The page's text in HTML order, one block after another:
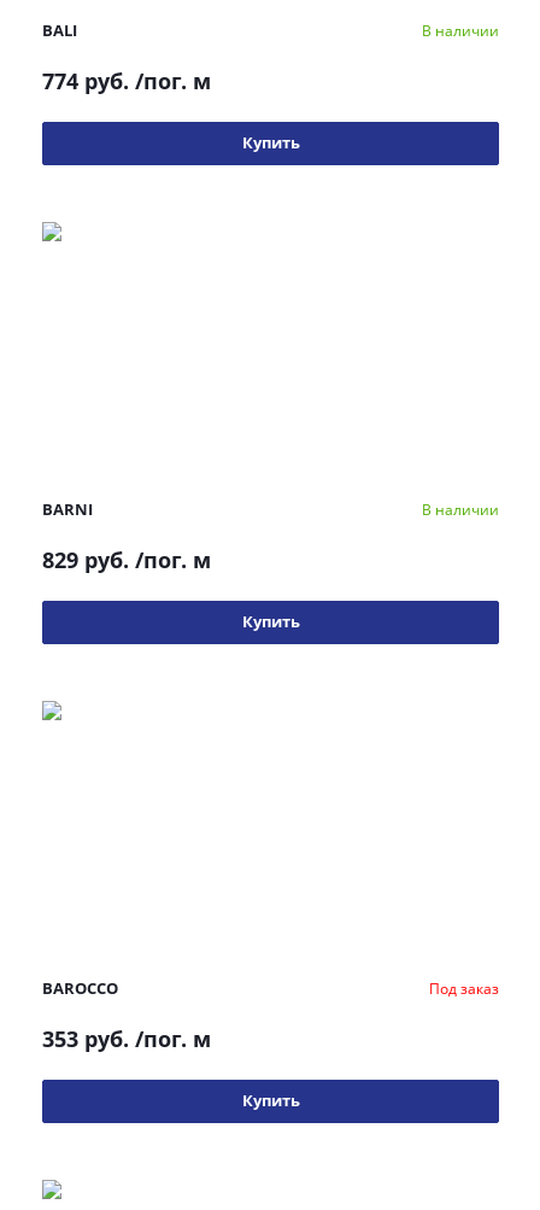
BALI В наличии
774 руб. /пог. м
Купить
BARNI В наличии
829 руб. /пог. м
Купить
BAROCCO Под заказ
353 руб. /пог. м
Купить